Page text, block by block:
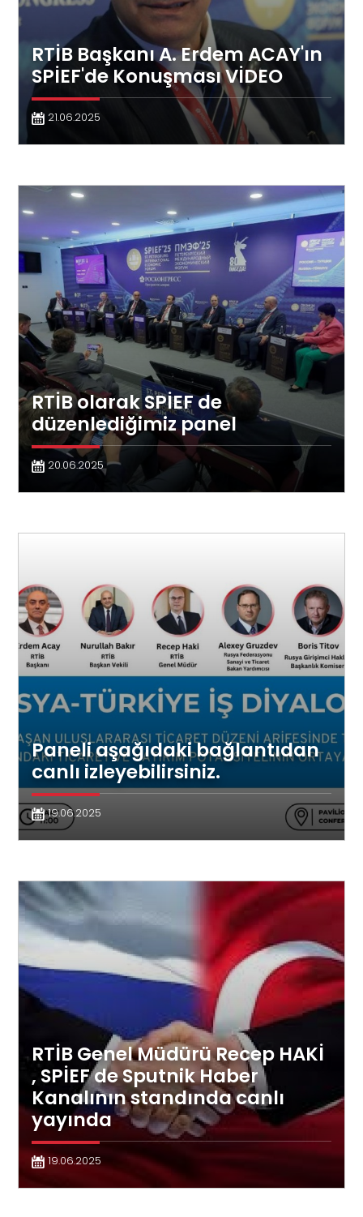
RTİB Başkanı A. Erdem ACAY'ın
SPİEF'de Konuşması VİDEO
21.06.2025
RTİB olarak SPİEF de
düzenlediğimiz panel
20.06.2025
Paneli aşağıdaki bağlantıdan
canlı izleyebilirsiniz.
19.06.2025
RTİB Genel Müdürü Recep HAKİ
, SPİEF de Sputnik Haber
Kanalının standında canlı
yayında
19.06.2025